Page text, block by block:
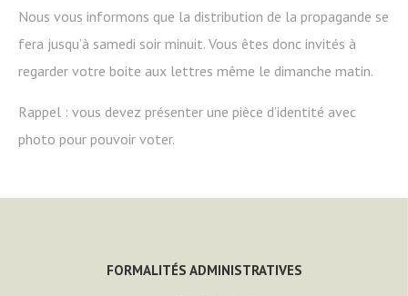
Nous vous informons que la distribution de la propagande se
fera jusqu’à samedi soir minuit. Vous êtes donc invités à
regarder votre boite aux lettres même le dimanche matin.
Rappel : vous devez présenter une pièce d’identité avec
photo pour pouvoir voter.
FORMALITÉS ADMINISTRATIVES